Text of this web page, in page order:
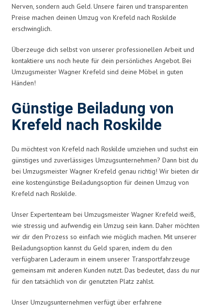
Nerven, sondern auch Geld. Unsere fairen und transparenten
Preise machen deinen Umzug von Krefeld nach Roskilde
erschwinglich.
Überzeuge dich selbst von unserer professionellen Arbeit und
kontaktiere uns noch heute für dein persönliches Angebot. Bei
Umzugsmeister Wagner Krefeld sind deine Möbel in guten
Händen!
Günstige Beiladung von
Krefeld nach Roskilde
Du möchtest von Krefeld nach Roskilde umziehen und suchst ein
günstiges und zuverlässiges Umzugsunternehmen? Dann bist du
bei Umzugsmeister Wagner Krefeld genau richtig! Wir bieten dir
eine kostengünstige Beiladungsoption für deinen Umzug von
Krefeld nach Roskilde.
Unser Expertenteam bei Umzugsmeister Wagner Krefeld weiß,
wie stressig und aufwendig ein Umzug sein kann. Daher möchten
wir dir den Prozess so einfach wie möglich machen. Mit unserer
Beiladungsoption kannst du Geld sparen, indem du den
verfügbaren Laderaum in einem unserer Transportfahrzeuge
gemeinsam mit anderen Kunden nutzt. Das bedeutet, dass du nur
für den tatsächlich von dir genutzten Platz zahlst.
Unser Umzugsunternehmen verfügt über erfahrene